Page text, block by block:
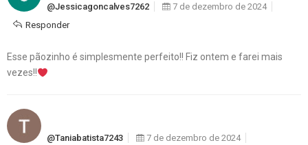
@jessicagoncalves7262
7 de dezembro de 2024
Responder
Esse pãozinho é simplesmente perfeito!! Fiz ontem e farei mais
vezes!!
@taniabatista7243
7 de dezembro de 2024